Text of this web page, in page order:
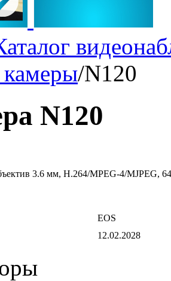
/N120
N120
3.6 мм, H.264/MPEG-4/MJPEG,
EOS
12.02.2028